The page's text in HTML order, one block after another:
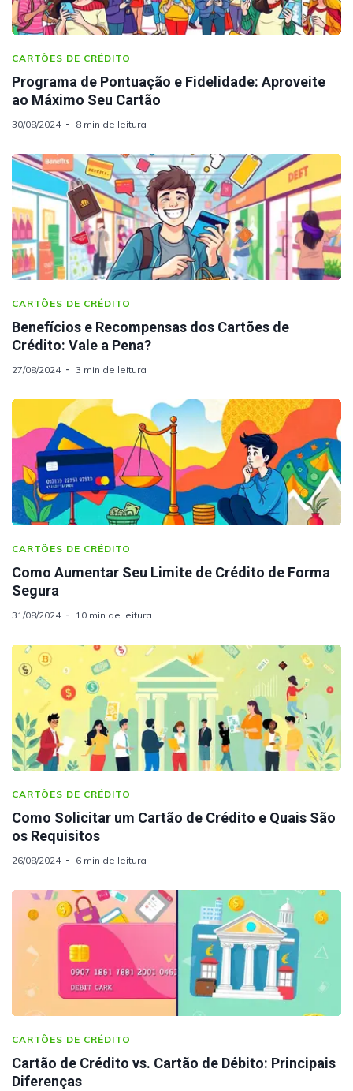
CARTÕES DE CRÉDITO
Programa de Pontuação e Fidelidade: Aproveite
ao Máximo Seu Cartão
30/08/2024 8 min de leitura
CARTÕES DE CRÉDITO
Benefícios e Recompensas dos Cartões de
Crédito: Vale a Pena?
27/08/2024 3 min de leitura
CARTÕES DE CRÉDITO
Como Aumentar Seu Limite de Crédito de Forma
Segura
31/08/2024 10 min de leitura
CARTÕES DE CRÉDITO
Como Solicitar um Cartão de Crédito e Quais São
os Requisitos
26/08/2024 6 min de leitura
CARTÕES DE CRÉDITO
Cartão de Crédito vs. Cartão de Débito: Principais
Diferenças